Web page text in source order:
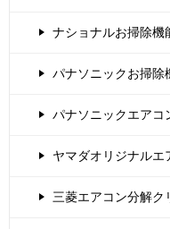
ナショナルお掃除機
パナソニックお掃除
パナソニックエアコ
ヤマダオリジナルエ
三菱エアコン分解ク